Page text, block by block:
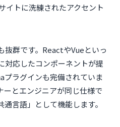
イトに洗練されたアクセント
抜群です。ReactやVueといっ
対応したコンポーネントが提
ラグインも完備されていま
ーとエンジニアが同じ仕様で
言語」として機能します。